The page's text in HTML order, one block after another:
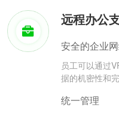
远程办公
安全的企业
员工可以通过
据的机密性和完
统一管理